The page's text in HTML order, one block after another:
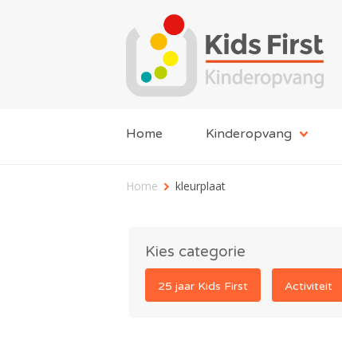
Home Kinderopvang
Home kleurplaat
Kies categorie
25 jaar Kids First Activiteit